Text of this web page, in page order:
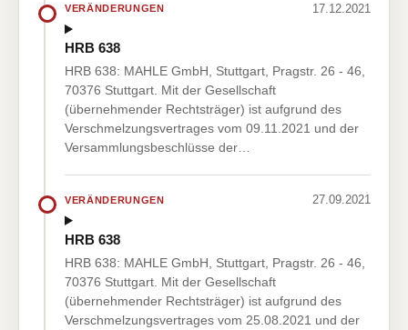
VERÄNDERUNGEN 17.12.2021
HRB 638
HRB 638: MAHLE GmbH, Stuttgart, Pragstr. 26 - 46,
70376 Stuttgart. Mit der Gesellschaft
(übernehmender Rechtsträger) ist aufgrund des
Verschmelzungsvertrages vom 09.11.2021 und der
Versammlungsbeschlüsse der…
VERÄNDERUNGEN 27.09.2021
HRB 638
HRB 638: MAHLE GmbH, Stuttgart, Pragstr. 26 - 46,
70376 Stuttgart. Mit der Gesellschaft
(übernehmender Rechtsträger) ist aufgrund des
Verschmelzungsvertrages vom 25.08.2021 und der